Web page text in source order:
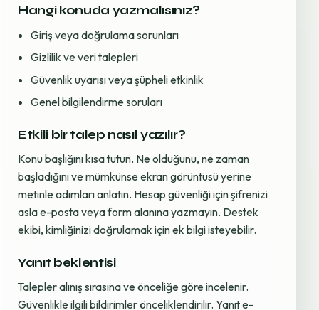
Hangi konuda yazmalısınız?
Giriş veya doğrulama sorunları
Gizlilik ve veri talepleri
Güvenlik uyarısı veya şüpheli etkinlik
Genel bilgilendirme soruları
Etkili bir talep nasıl yazılır?
Konu başlığını kısa tutun. Ne olduğunu, ne zaman
başladığını ve mümkünse ekran görüntüsü yerine
metinle adımları anlatın. Hesap güvenliği için şifrenizi
asla e-posta veya form alanına yazmayın. Destek
ekibi, kimliğinizi doğrulamak için ek bilgi isteyebilir.
Yanıt beklentisi
Talepler alınış sırasına ve önceliğe göre incelenir.
Güvenlikle ilgili bildirimler önceliklendirilir. Yanıt e-